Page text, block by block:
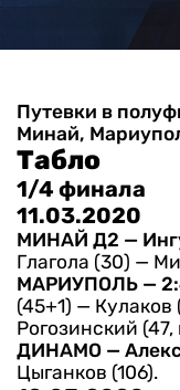
Путевки в
Минай,
Табло
1/4 финала
11.03.2020
МИНАЙ Д2 —
Глагола (30) —
МАРИУПОЛЬ —
(45+1) — Кулаков
Рогозинский
ДИНАМО —
Цыганков (106).